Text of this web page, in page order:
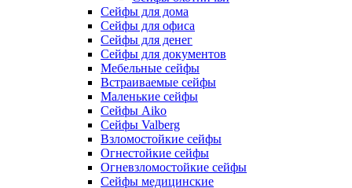
Cейфы для дома
Cейфы для офиса
Сейфы для денег
Сейфы для документов
Мебельные сейфы
Встраиваемые сейфы
Маленькие сейфы
Сейфы Aiko
Сейфы Valberg
Взломостойкие сейфы
Огнестойкие сейфы
Огневзломостойкие сейфы
Сейфы медицинские